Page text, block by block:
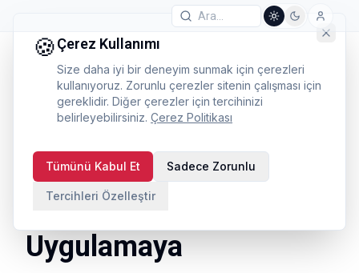
Ölçek Geliştirme
Süreci: Madde
Uygulamaya
🍪Çerez Kullanımı
Size daha iyi bir deneyim sunmak için çerezleri
kullanıyoruz. Zorunlu çerezler sitenin çalışması için
gereklidir. Diğer çerezler için tercihinizi
belirleyebilirsiniz. Çerez Politikası
Tümünü Kabul Et Sadece Zorunlu
Tercihleri Özelleştir